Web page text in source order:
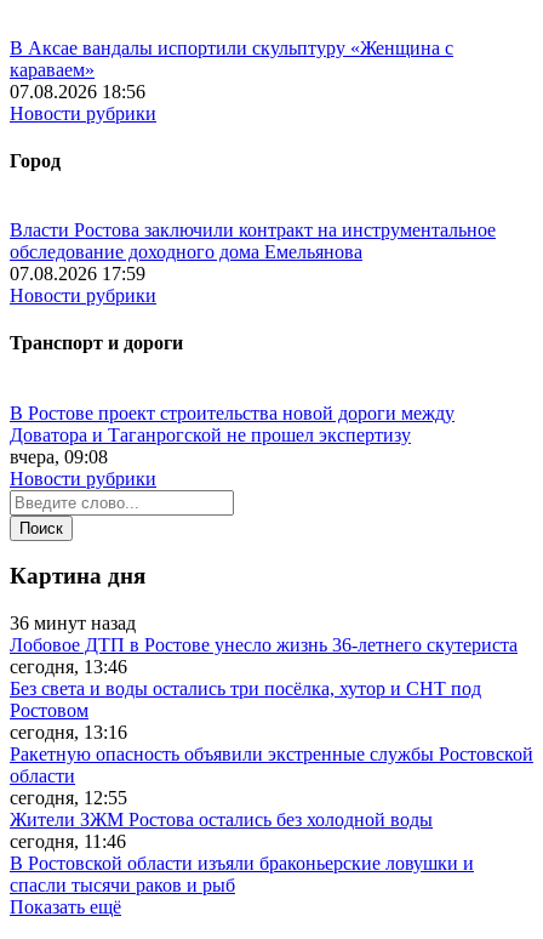
В Аксае вандалы испортили скульптуру «Женщина с
караваем»
07.08.2026 18:56
Новости рубрики
Город
Власти Ростова заключили контракт на инструментальное
обследование доходного дома Емельянова
07.08.2026 17:59
Новости рубрики
Транспорт и дороги
В Ростове проект строительства новой дороги между
Доватора и Таганрогской не прошел экспертизу
вчера, 09:08
Новости рубрики
Картина дня
36 минут назад
Лобовое ДТП в Ростове унесло жизнь 36-летнего скутериста
сегодня, 13:46
Без света и воды остались три посёлка, хутор и СНТ под
Ростовом
сегодня, 13:16
Ракетную опасность объявили экстренные службы Ростовской
области
сегодня, 12:55
Жители ЗЖМ Ростова остались без холодной воды
сегодня, 11:46
В Ростовской области изъяли браконьерские ловушки и
спасли тысячи раков и рыб
Показать ещё